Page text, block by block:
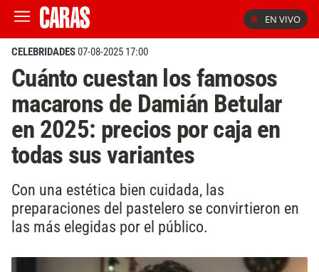
EN VIVO
CELEBRIDADES07-08-2025 17:00
Cuánto cuestan los famosos
macarons de Damián Betular
en 2025: precios por caja en
todas sus variantes
Con una estética bien cuidada, las
preparaciones del pastelero se convirtieron en
las más elegidas por el público.